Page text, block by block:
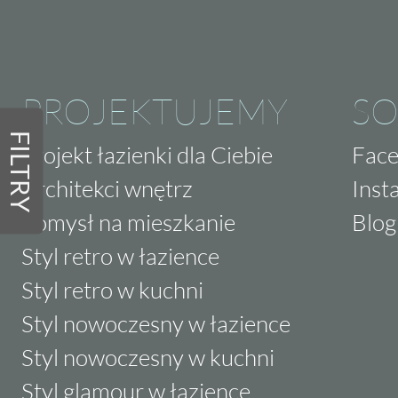
FILTRY
PROJEKTUJEMY
Projekt łazienki dla Ciebie
Architekci wnętrz
Pomysł na mieszkanie
Styl retro w łazience
Styl retro w kuchni
Styl nowoczesny w łazience
Styl nowoczesny w kuchni
Styl glamour w łazience
Blog